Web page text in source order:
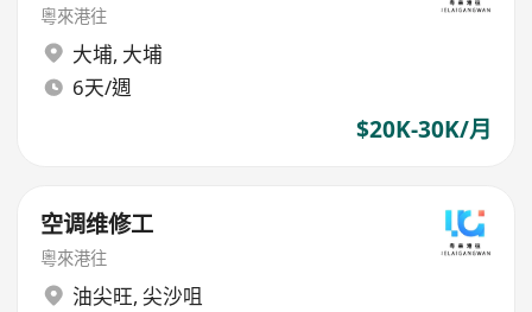
粵來港往
大埔, 大埔
6天/週
$20K-30K/月
空调维修工
粵來港往
油尖旺, 尖沙咀